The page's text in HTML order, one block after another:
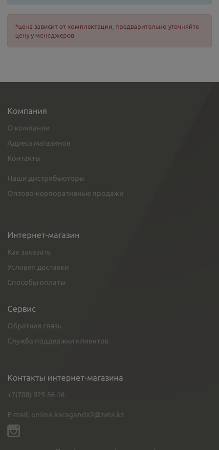
*цена зависит от комплектации, предварительно уточняйте
цену у менеджеров
Компания
О компании
Адреса магазинов
Контакты
Наши дистрибьюторы
Оптово-корпоративные продажи
Интернет-магазин
Как заказать
Условия доставки
Способы оплаты
Сервис
Обратная связь
Служба поддержки клиентов
Контакты интернет-магазина
+7(708) 925-56-16
E-mail: online.karaganda2@zeta.kz